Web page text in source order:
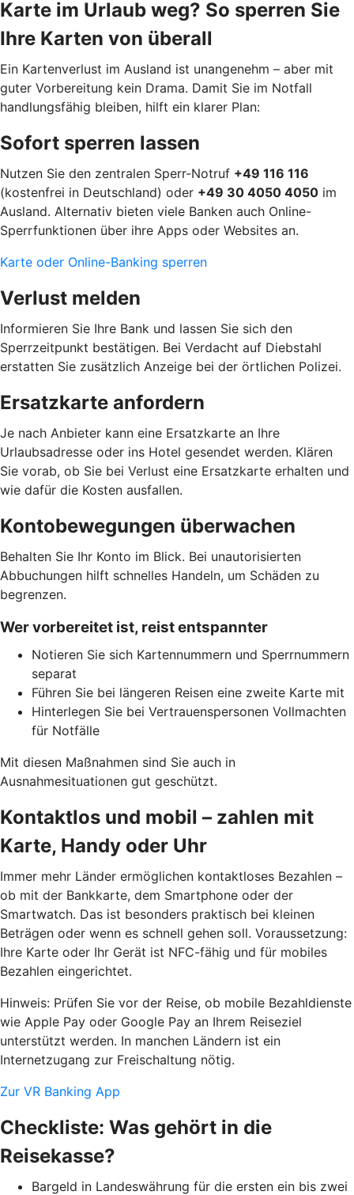
Karte im Urlaub weg? So sperren Sie
Ihre Karten von überall
Ein Kartenverlust im Ausland ist unangenehm – aber mit
guter Vorbereitung kein Drama. Damit Sie im Notfall
handlungsfähig bleiben, hilft ein klarer Plan:
Sofort sperren lassen
Nutzen Sie den zentralen Sperr-Notruf +49 116 116
(kostenfrei in Deutschland) oder +49 30 4050 4050 im
Ausland. Alternativ bieten viele Banken auch Online-
Sperrfunktionen über ihre Apps oder Websites an.
Karte oder Online-Banking sperren
Verlust melden
Informieren Sie Ihre Bank und lassen Sie sich den
Sperrzeitpunkt bestätigen. Bei Verdacht auf Diebstahl
erstatten Sie zusätzlich Anzeige bei der örtlichen Polizei.
Ersatzkarte anfordern
Je nach Anbieter kann eine Ersatzkarte an Ihre
Urlaubsadresse oder ins Hotel gesendet werden. Klären
Sie vorab, ob Sie bei Verlust eine Ersatzkarte erhalten und
wie dafür die Kosten ausfallen.
Kontobewegungen überwachen
Behalten Sie Ihr Konto im Blick. Bei unautorisierten
Abbuchungen hilft schnelles Handeln, um Schäden zu
begrenzen.
Wer vorbereitet ist, reist entspannter
Notieren Sie sich Kartennummern und Sperrnummern
separat
Führen Sie bei längeren Reisen eine zweite Karte mit
Hinterlegen Sie bei Vertrauenspersonen Vollmachten
für Notfälle
Mit diesen Maßnahmen sind Sie auch in
Ausnahmesituationen gut geschützt.
Kontaktlos und mobil – zahlen mit
Karte, Handy oder Uhr
Immer mehr Länder ermöglichen kontaktloses Bezahlen –
ob mit der Bankkarte, dem Smartphone oder der
Smartwatch. Das ist besonders praktisch bei kleinen
Beträgen oder wenn es schnell gehen soll. Voraussetzung:
Ihre Karte oder Ihr Gerät ist NFC-fähig und für mobiles
Bezahlen eingerichtet.
Hinweis: Prüfen Sie vor der Reise, ob mobile Bezahldienste
wie Apple Pay oder Google Pay an Ihrem Reiseziel
unterstützt werden. In manchen Ländern ist ein
Internetzugang zur Freischaltung nötig.
Zur VR Banking App
Checkliste: Was gehört in die
Reisekasse?
Bargeld in Landeswährung für die ersten ein bis zwei